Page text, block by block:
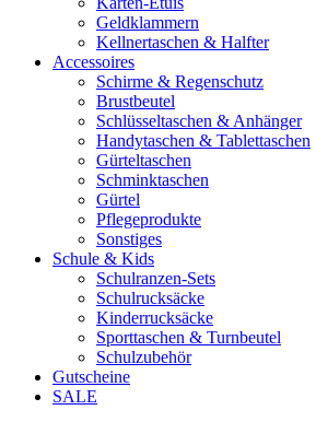
Geldklammern
Kellnertaschen & Halfter
Accessoires
Schirme & Regenschutz
Brustbeutel
Schlüsseltaschen & Anhänger
Handytaschen & Tablettaschen
Gürteltaschen
Schminktaschen
Gürtel
Pflegeprodukte
Sonstiges
Schule & Kids
Schulranzen-Sets
Schulrucksäcke
Kinderrucksäcke
Sporttaschen & Turnbeutel
Schulzubehör
Gutscheine
SALE